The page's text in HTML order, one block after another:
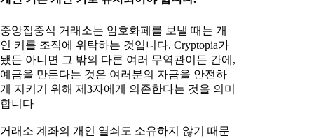
중앙집중식 거래소는 암호화페를 보낼 때는 개
인 키를 조직에 위탁하는 것입니다. Cryptopia가
됐든 아니면 그 밖의 다른 여러 무역관이든 간에,
예금을 만든다는 것은 여러분의 자금을 안전하
게 지키기 위해 제3자에게 의존한다는 것을 의미
합니다
거래소 계좌의 개인 열쇠도 소유하지 않기 때문